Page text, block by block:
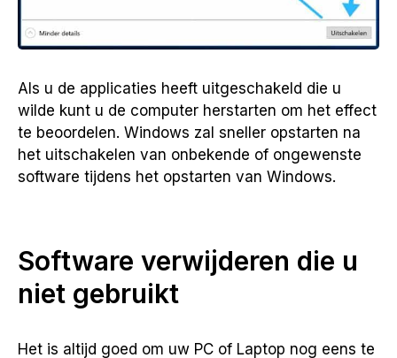
Als u de applicaties heeft uitgeschakeld die u
wilde kunt u de computer herstarten om het effect
te beoordelen. Windows zal sneller opstarten na
het uitschakelen van onbekende of ongewenste
software tijdens het opstarten van Windows.
Software verwijderen die u
niet gebruikt
Het is altijd goed om uw PC of Laptop nog eens te